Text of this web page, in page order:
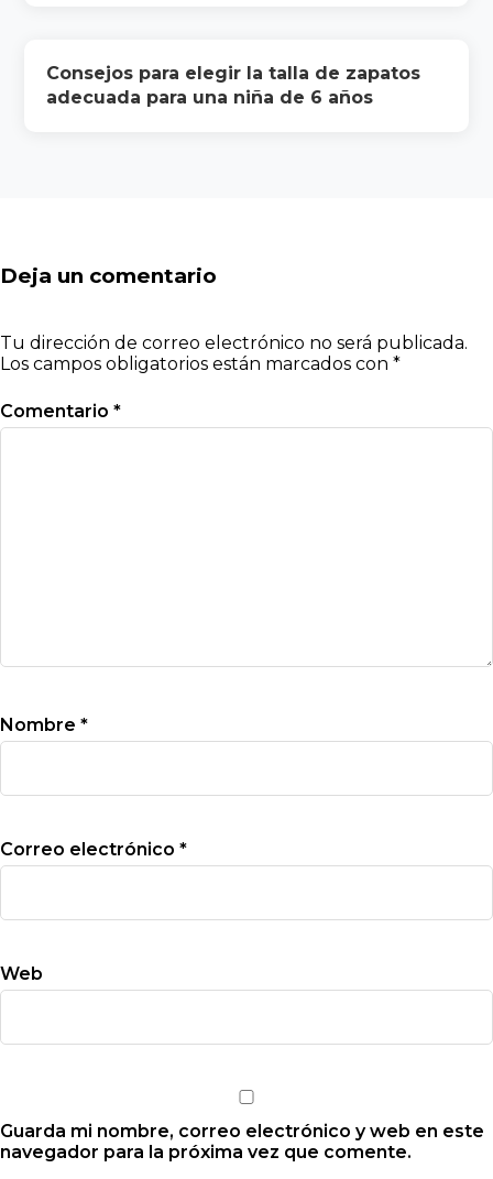
Consejos para elegir la talla de zapatos
adecuada para una niña de 6 años
Deja un comentario
Tu dirección de correo electrónico no será publicada.
Los campos obligatorios están marcados con *
Comentario *
Nombre *
Correo electrónico *
Web
Guarda mi nombre, correo electrónico y web en este
navegador para la próxima vez que comente.